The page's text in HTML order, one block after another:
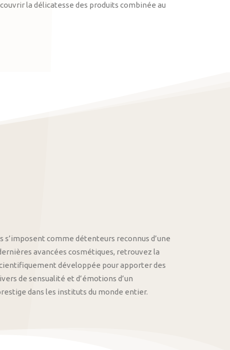
la délicatesse des produits combinée au
s’imposent comme détenteurs reconnus d’une
avancées cosmétiques, retrouvez la
développée pour apporter des
de sensualité et d’émotions d’un
dans les instituts du monde entier.